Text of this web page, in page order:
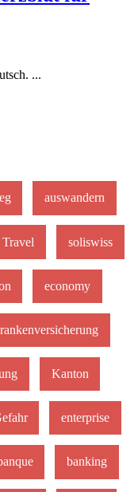
...
auswandern
Travel soliswiss
economy
Kanton
enterprise
banking